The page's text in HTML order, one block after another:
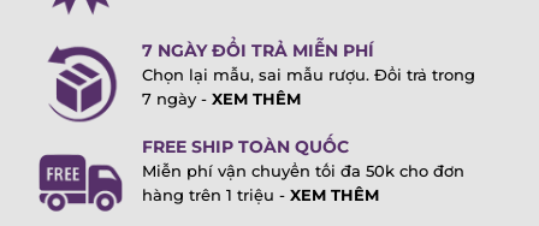
7 NGÀY ĐỔI TRẢ MIỄN PHÍ
Chọn lại mẫu, sai mẫu rượu. Đổi trả trong
7 ngày - XEM THÊM
FREE SHIP TOÀN QUỐC
Miễn phí vận chuyển tối đa 50k cho đơn
hàng trên 1 triệu - XEM THÊM